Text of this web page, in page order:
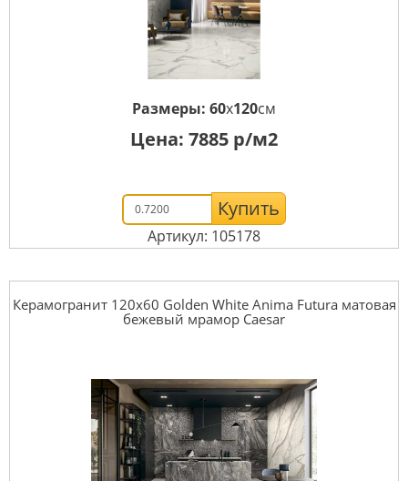
Размеры: 60x120см
Цена: 7885 р/м2
Купить
Артикул: 105178
Керамогранит 120x60 Golden White Anima Futura матовая
бежевый мрамор Caesar